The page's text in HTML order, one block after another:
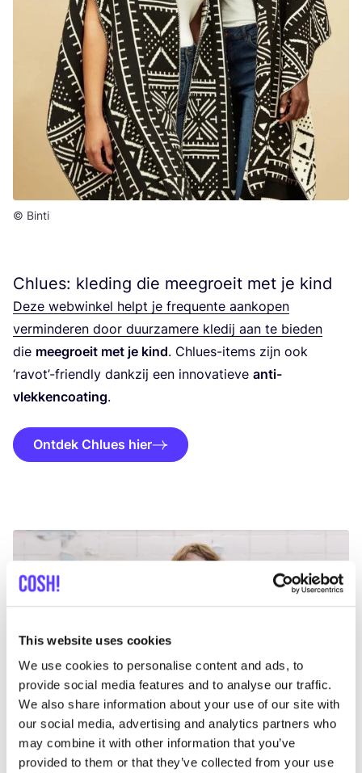
This website uses cookies
We use cookies to personalise content and ads, to
provide social media features and to analyse our traffic.
We also share information about your use of our site with
our social media, advertising and analytics partners who
may combine it with other information that you’ve
provided to them or that they’ve collected from your use
© Binti
Chlues: kleding die meegroeit met je kind
Deze web­win­kel helpt je fre­quen­te aan­ko­pen
ver­min­de­ren door duur­za­me­re kle­dij aan te bie­den
die mee­groeit met je kind. Chlues-items zijn ook
‘ravot’-friendly dank­zij een inno­va­tie­ve anti-
vlek­ken­coa­ting.
Ontdek Chlues hier